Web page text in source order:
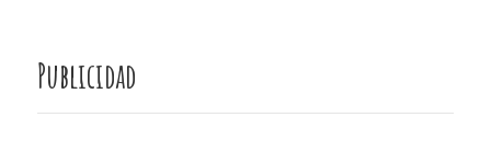
Publicidad